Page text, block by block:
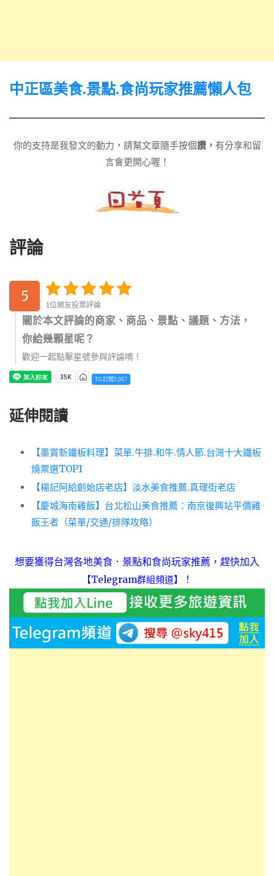
中正區美食.景點.食尚玩家推薦懶人包
你的支持是我發文的動力，請幫文章隨手按個讚， 有分享和留
言會更開心喔！
評論
5
1位網友投票評論
關於本文評論的商家、商品、景點、議題、方法，
你給幾顆星呢？
歡迎一起點擊星號參與評論唷！
TG訂閱3,087
延伸閱讀
【墨賞新鐵板料理】菜單.牛排.和牛.情人節.台灣十大鐵板
燒票選TOP1
【楊記阿給創始店老店】淡水美食推薦.真理街老店
【慶城海南雞飯】台北松山美食推薦：南京復興站平價雞
飯王者（菜單/交通/排隊攻略）
想要獲得台灣各地美食．景點和食尚玩家推薦，趕快加入
【Telegram群組頻道】 ！